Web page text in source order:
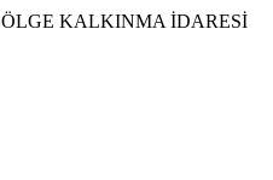
KALKINMA İDARESİ